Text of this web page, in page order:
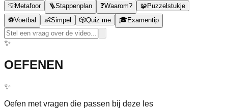
💡Metafoor 🪜Stappenplan ❓Waarom? 🧩Puzzelstukje
⚽Voetbal 👶Simpel 🎲Quiz me 🎓Examentip
✨
OEFENEN
✨
Oefen met vragen die passen bij deze les